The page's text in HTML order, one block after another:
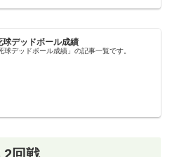
球デッドボール成績
球デッドボール成績」の記事一覧です。